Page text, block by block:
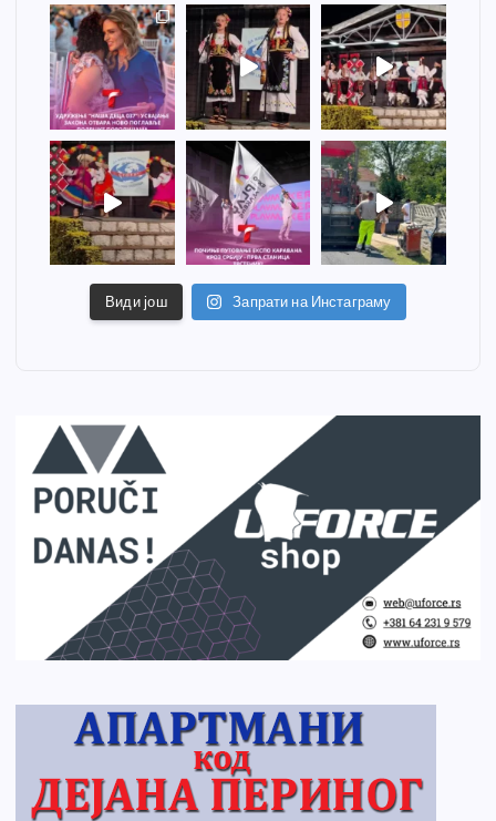
Види још Запрати на Инстаграму